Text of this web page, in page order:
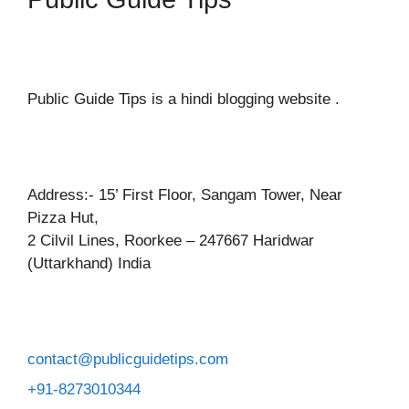
Public Guide Tips is a hindi blogging website .
Address:- 15’ First Floor, Sangam Tower, Near
Pizza Hut,
2 Cilvil Lines, Roorkee – 247667 Haridwar
(Uttarkhand) India
contact@publicguidetips.com
+91-8273010344